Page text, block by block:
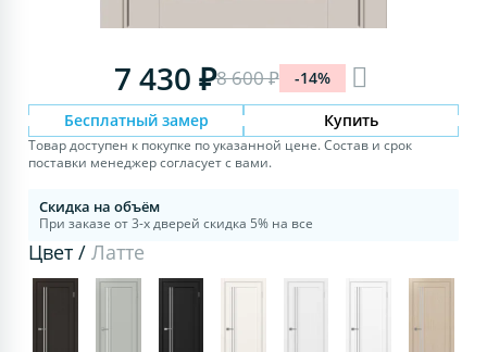
7 430 ₽8 600 ₽ -14%
Бесплатный замер Купить
Товар доступен к покупке по указанной цене. Состав и срок
поставки менеджер согласует с вами.
Скидка на объём
При заказе от 3-х дверей скидка 5% на все
Цвет /Латте